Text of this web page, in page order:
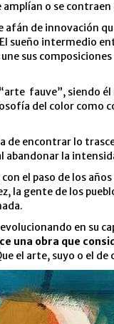
amplían o se
afán de innovación
sueño intermedio
sus
fauve”, siendo
del color como
de encontrar lo
la
con el paso de los
la gente de los
en su
una obra que
el arte, suyo o el